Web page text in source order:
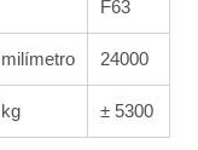
F63
milímetro 24000
kg ± 5300